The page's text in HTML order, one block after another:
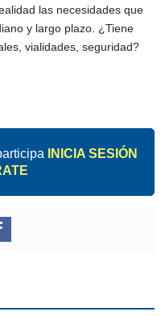
las necesidades que
y largo plazo. ¿Tiene
vialidades, seguridad?
INICIA SESIÓN